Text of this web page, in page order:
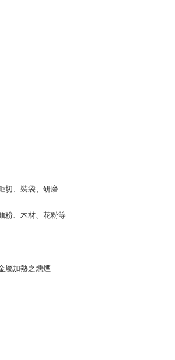
切、裝袋、研磨
粉、木材、花粉等
屬加熱之燻煙